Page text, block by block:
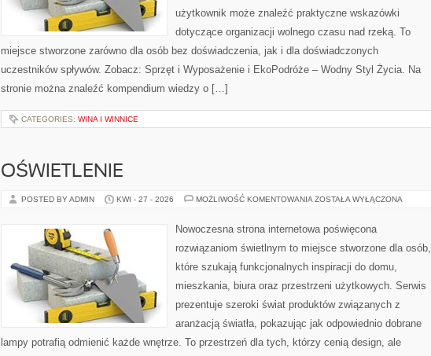
użytkownik może znaleźć praktyczne wskazówki
dotyczące organizacji wolnego czasu nad rzeką. To
miejsce stworzone zarówno dla osób bez doświadczenia, jak i dla doświadczonych
uczestników spływów. Zobacz: Sprzęt i Wyposażenie i EkoPodróże – Wodny Styl Życia. Na
stronie można znaleźć kompendium wiedzy o […]
CATEGORIES: WINA I WINNICE
OŚWIETLENIE
POSTED BY ADMIN KWI - 27 - 2026 MOŻLIWOŚĆ KOMENTOWANIA OŚWIETLENIE
ZOSTAŁA WYŁĄCZONA
Nowoczesna strona internetowa poświęcona
rozwiązaniom świetlnym to miejsce stworzone dla osób,
które szukają funkcjonalnych inspiracji do domu,
mieszkania, biura oraz przestrzeni użytkowych. Serwis
prezentuje szeroki świat produktów związanych z
aranżacją światła, pokazując jak odpowiednio dobrane
lampy potrafią odmienić każde wnętrze. To przestrzeń dla tych, którzy cenią design, ale